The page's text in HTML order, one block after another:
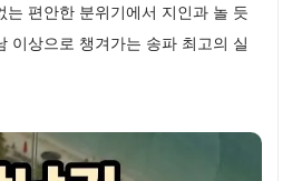
는 편안한 분위기에서 지인과 놀 듯
이상으로 챙겨가는 송파 최고의 실